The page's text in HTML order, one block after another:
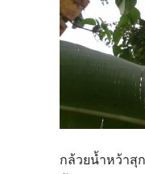
กล้วยน้ำหว้าสุ